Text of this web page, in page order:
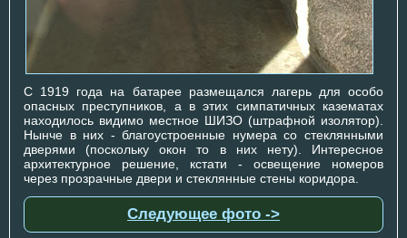
С 1919 года на батарее размещался лагерь для особо
опасных преступников, а в этих симпатичных казематах
находилось видимо местное ШИЗО (штрафной изолятор).
Нынче в них - благоустроенные нумера со стеклянными
дверями (поскольку окон то в них нету). Интересное
архитектурное решение, кстати - освещение номеров
через прозрачные двери и стеклянные стены коридора.
Следующее фото ->